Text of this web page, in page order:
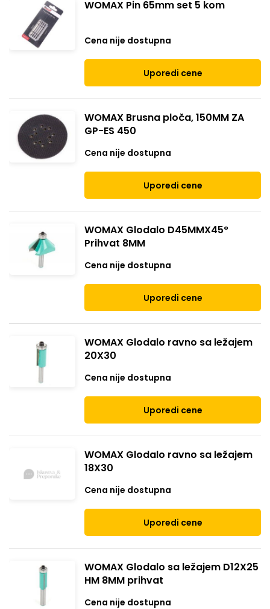
WOMAX Pin 65mm set 5 kom
Cena nije dostupna
Uporedi cene
WOMAX Brusna ploča, 150MM ZA
GP-ES 450
Cena nije dostupna
Uporedi cene
WOMAX Glodalo D45MMX45°
Prihvat 8MM
Cena nije dostupna
Uporedi cene
WOMAX Glodalo ravno sa ležajem
20X30
Cena nije dostupna
Uporedi cene
WOMAX Glodalo ravno sa ležajem
18X30
Cena nije dostupna
Uporedi cene
WOMAX Glodalo sa ležajem D12X25
HM 8MM prihvat
Cena nije dostupna